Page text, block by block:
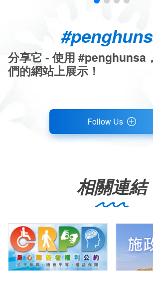
分享它 - 使用 #penghunsa
們的網站上展示！
Follow Us
相關連結